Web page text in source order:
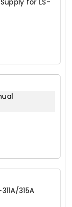
for LS-
315A